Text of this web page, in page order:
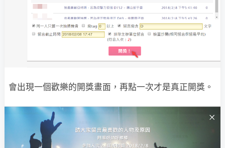
會出現一個歡樂的開獎畫面，再點一次才是真正開獎。